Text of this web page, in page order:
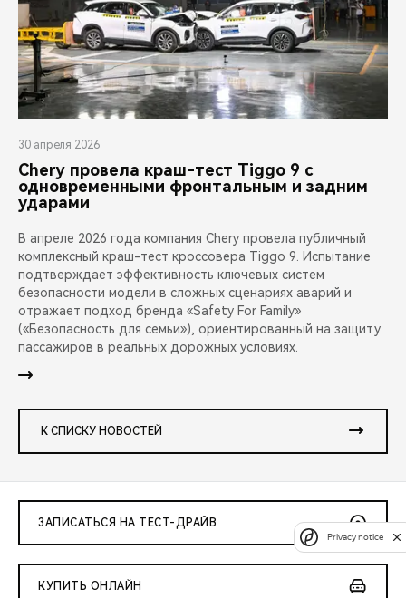
30 апреля 2026
Chery провела краш-тест Tiggo 9 с
одновременными фронтальным и задним
ударами
В апреле 2026 года компания Chery провела публичный
комплексный краш-тест кроссовера Tiggo 9. Испытание
подтверждает эффективность ключевых систем
безопасности модели в сложных сценариях аварий и
отражает подход бренда «Safety For Family»
(«Безопасность для семьи»), ориентированный на защиту
пассажиров в реальных дорожных условиях.
К СПИСКУ НОВОСТЕЙ
ЗАПИСАТЬСЯ НА ТЕСТ-ДРАЙВ
КУПИТЬ ОНЛАЙН
Privacy notice